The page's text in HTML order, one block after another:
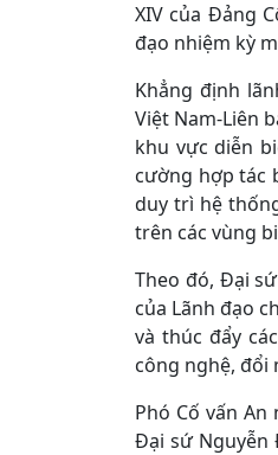
XIV của Đảng
đạo nhiệm kỳ
Khẳng định
Việt Nam-Liên
khu vực diễn
cường hợp tác
duy trì hệ
trên các vùng
Theo đó, Đại
của Lãnh đạo
và thúc đẩy
công nghệ, đổi
Phó Cố vấn
Đại sứ Nguyễn